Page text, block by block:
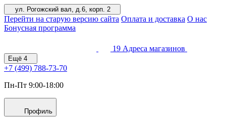
ул. Рогожский вал, д.6, корп. 2
Перейти на старую версию сайта Оплата и доставка О нас
Бонусная программа
19 Адреса магазинов
Ещё 4
+7 (499) 788-73-70
Пн-Пт 9:00-18:00
Профиль